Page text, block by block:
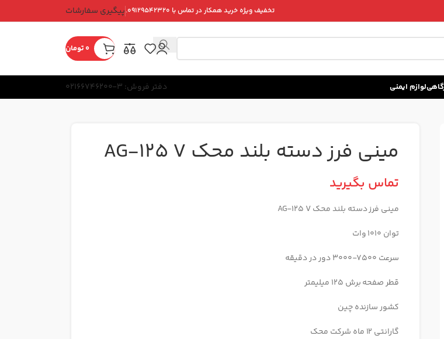
تخفیف ویژه خرید همکار در تماس با ۰۹۱۲۹۵۴۲۳۲۰. پیگیری سفارشات
0 تومان
لوازم ایمنی
دفتر فروش: 3-02166746200
مینی فرز دسته بلند محک AG-125 V
تماس بگیرید
مینی فرز دسته بلند محک AG-125 V
توان 1010 وات
سرعت 7500-3000 دور در دقیقه
قطر صفحه برش 125 میلیمتر
کشور سازنده چین
گارانتی 12 ماه شرکت محک